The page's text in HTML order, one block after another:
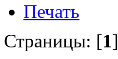
Печать
Страницы: [1